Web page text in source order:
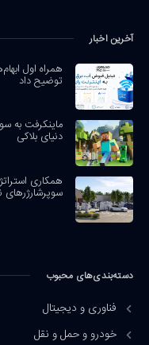
آخرین اخبار
همراه اول
توضیح داد
دنیای بلاکی
سوپرشارژرهای
دسته‌بندی‌های محبوب
فناوری و دیجیتال
خودرو و حمل و نقل